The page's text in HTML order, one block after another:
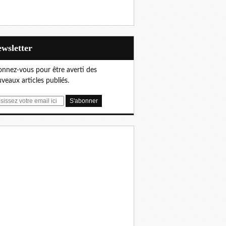
vous pour être averti des
articles publiés.